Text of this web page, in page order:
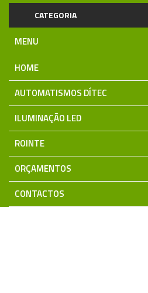
CATEGORIA
MENU
HOME
AUTOMATISMOS DÍTEC
ILUMINAÇÃO LED
ROINTE
ORÇAMENTOS
CONTACTOS